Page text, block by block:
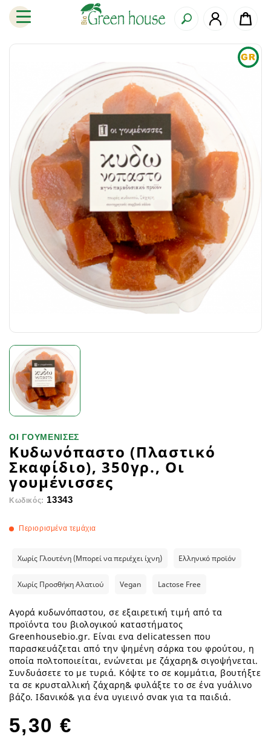
ΟΙ ΓΟΥΜΕΝΙΣΕΣ
Κυδωνόπαστο (Πλαστικό
Σκαφίδιο), 350γρ., Οι
γουμένισσες
Κωδικός: 13343
Περιορισμένα τεμάχια
Χωρίς Γλουτένη (Μπορεί να περιέχει ίχνη) Ελληνικό προϊόν
Χωρίς Προσθήκη Αλατιού Vegan Lactose Free
Αγορά κυδωνόπαστου, σε εξαιρετική τιμή από τα
προϊόντα του βιολογικού καταστήματος
Greenhousebio.gr. Είναι ενα delicatessen που
παρασκευάζεται από την ψημένη σάρκα του φρούτου, η
οποία πολτοποιείται, ενώνεται με ζάχαρη& σιγοψήνεται.
Συνδυάσετε το με τυριά. Κόψτε το σε κομμάτια, βουτήξτε
τα σε κρυσταλλική ζάχαρη& φυλάξτε το σε ένα γυάλινο
βάζο. Ιδανικό& για ένα υγιεινό σνακ για τα παιδιά.
5,30 €